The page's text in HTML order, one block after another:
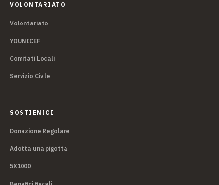
VOLONTARIATO
Volontariato
YOUNICEF
Comitati Locali
Servizio Civile
SOSTIENICI
Donazione Regolare
Adotta una pigotta
5X1000